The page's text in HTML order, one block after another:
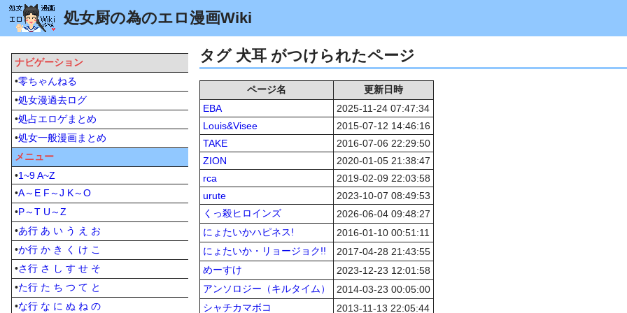
処女厨の為のエロ漫画Wiki
タグ 犬耳 がつけられたページ
ページ名
更新日時
EBA
2025-11-24 07:47:34
Louis&Visee
2015-07-12 14:46:16
TAKE
2016-07-06 22:29:50
ZION
2020-01-05 21:38:47
rca
2019-02-09 22:03:58
urute
2023-10-07 08:49:53
くっ殺ヒロインズ
2026-06-04 09:48:27
にょたいかハピネス!
2016-01-10 00:51:11
にょたいか・リョージョク!!
2017-04-28 21:43:55
めーすけ
2023-12-23 12:01:58
アンソロジー（キルタイム）
2014-03-23 00:05:00
シャチカマボコ
2013-11-13 22:05:44
ナビゲーション
•零ちゃんねる
•処女漫過去ログ
•処占エロゲまとめ
•処女一般漫画まとめ
メニュー
•1~9A~Z
•A～E F～J K～O
•P～T U～Z
•あ行 あ い う え お
•か行 か き く け こ
•さ行 さ し す せ そ
•た行 た ち つ て と
•な行 な に ぬ ね の